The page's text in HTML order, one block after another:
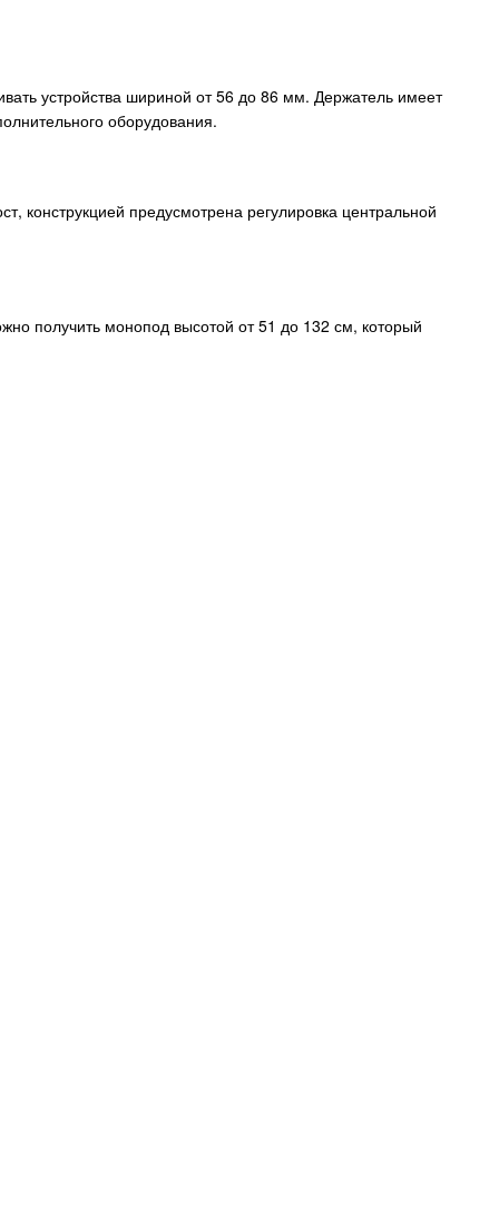
устройства шириной от 56 до 86 мм. Держатель имеет
оборудования.
конструкцией предусмотрена регулировка центральной
получить монопод высотой от 51 до 132 см, который